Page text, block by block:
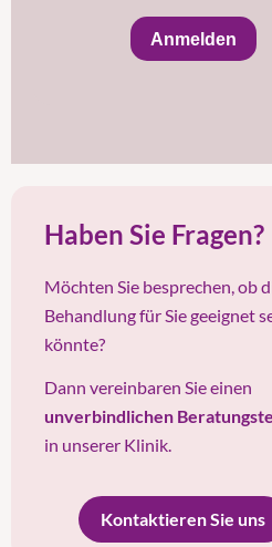
Haben Sie Fragen?
Möchten Sie besprechen, ob
Behandlung für Sie geeignet
könnte?
Dann vereinbaren Sie einen
unverbindlichen
in unserer Klinik.
Kontaktieren Sie uns